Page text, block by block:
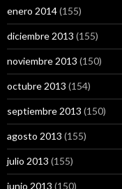
enero 2014(155)
diciembre 2013 (155)
noviembre 2013 (150)
octubre 2013 (154)
septiembre 2013 (150)
agosto 2013 (155)
julio 2013 (155)
junio 2013 (150)